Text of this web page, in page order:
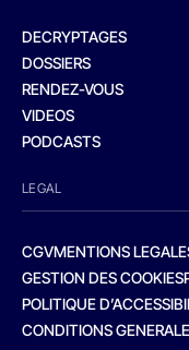
DECRYPTAGES
DOSSIERS
RENDEZ-VOUS
VIDEOS
PODCASTS
LEGAL
CGVMENTIONS
GESTION DES COOKIES
POLITIQUE
CONDITIONS